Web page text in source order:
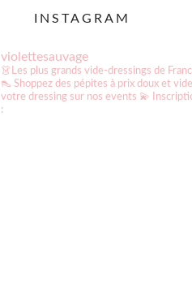
INSTAGRAM
violettesauvage
👗Les plus grands vide-dressings de
👠 Shoppez des pépites à prix doux et
votre dressing sur nos events 💫
: